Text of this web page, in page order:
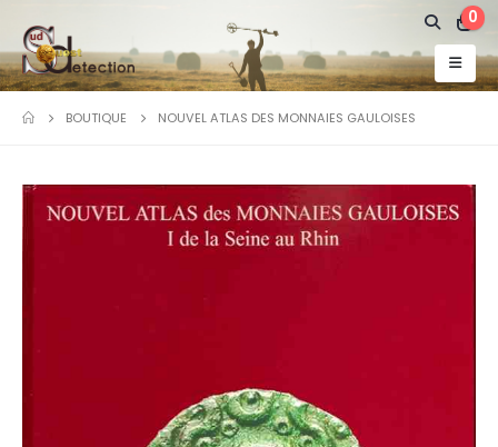
0
BOUTIQUE NOUVEL ATLAS DES MONNAIES GAULOISES